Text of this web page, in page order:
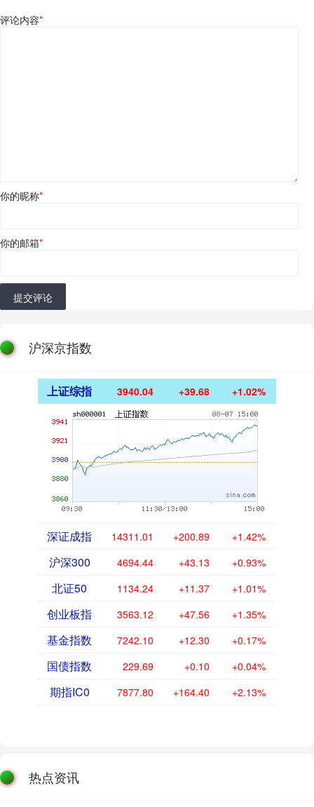
评论内容*
你的昵称*
你的邮箱*
提交评论
沪深京指数
上证综指 3940.04 +39.68 +1.02%
深证成指 14311.01 +200.89 +1.42%
沪深300 4694.44 +43.13 +0.93%
北证50 1134.24 +11.37 +1.01%
创业板指 3563.12 +47.56 +1.35%
基金指数 7242.10 +12.30 +0.17%
国债指数 229.69 +0.10 +0.04%
期指IC0 7877.80 +164.40 +2.13%
热点资讯